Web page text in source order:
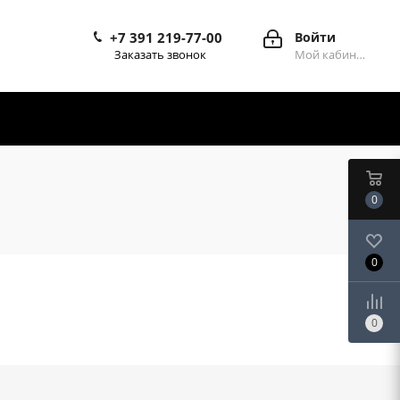
Войти
Мой кабинет
+7 391 219-77-00
Заказать звонок
0
0
0